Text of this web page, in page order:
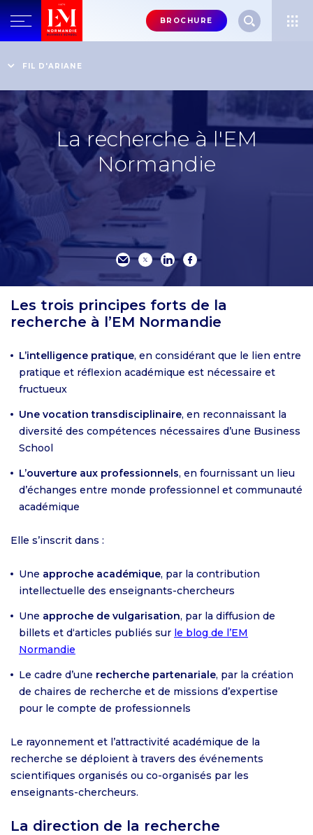
Menu
header-
BROCHURE
FIL D'ARIANE
Le corps professoral : l'excellence académique
La recherche à l'EM
Normandie
Les trois principes forts de la
recherche à l’EM Normandie
L’intelligence pratique, en considérant que le lien entre
pratique et réflexion académique est nécessaire et
fructueux
Une vocation transdisciplinaire, en reconnaissant la
diversité des compétences nécessaires d’une Business
School
L’ouverture aux professionnels, en fournissant un lieu
d’échanges entre monde professionnel et communauté
académique
Elle s’inscrit dans :
Une approche académique, par la contribution
intellectuelle des enseignants-chercheurs
Une approche de vulgarisation, par la diffusion de
billets et d‘articles publiés sur le blog de l’EM
Normandie
Le cadre d’une recherche partenariale, par la création
de chaires de recherche et de missions d’expertise
pour le compte de professionnels
Le rayonnement et l’attractivité académique de la
recherche se déploient à travers des événements
scientifiques organisés ou co-organisés par les
enseignants-chercheurs.
La direction de la recherche